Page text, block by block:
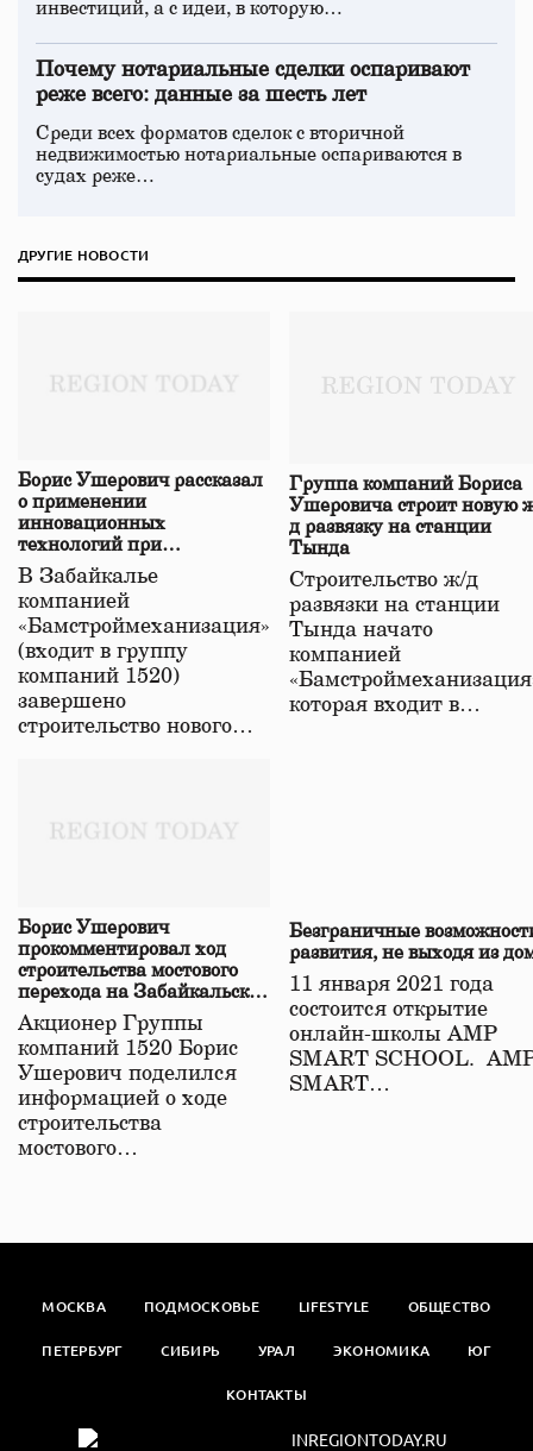
инвестиций, а с идеи, в которую…
Почему нотариальные сделки оспаривают
реже всего: данные за шесть лет
Среди всех форматов сделок с вторичной
недвижимостью нотариальные оспариваются в
судах реже…
ДРУГИЕ НОВОСТИ
Борис Ушерович рассказал
о применении
инновационных
технологий при
строительстве нового моста
в Забайкалье
В Забайкалье
компанией
«Бамстроймеханизация»
(входит в группу
компаний 1520)
завершено
строительство нового…
Группа компаний Бориса
Ушеровича строит новую
д развязку на станции
Тында
Строительство ж/д
развязки на станции
Тында начато
компанией
которая входит в…
Борис Ушерович
прокомментировал ход
строительства мостового
перехода на Забайкальской
железной дороге
Акционер Группы
компаний 1520 Борис
Ушерович поделился
информацией о ходе
строительства
мостового…
Безграничные
развития, не выходя из
11 января 2021 года
состоится открытие
онлайн-школы АМР
SMART SCHOOL.
SMART…
МОСКВА ПОДМОСКОВЬЕ LIFESTYLE ОБЩЕСТВО
ПЕТЕРБУРГ СИБИРЬ УРАЛ ЭКОНОМИКА ЮГ
КОНТАКТЫ